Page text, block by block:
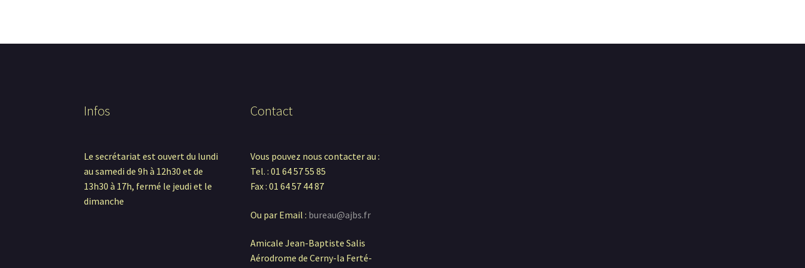
Infos
Le secrétariat est ouvert du lundi
au samedi de 9h à 12h30 et de
13h30 à 17h, fermé le jeudi et le
dimanche
Contact
Vous pouvez nous contacter au :
Tel. : 01 64 57 55 85
Fax : 01 64 57 44 87
Ou par Email : bureau@ajbs.fr
Amicale Jean-Baptiste Salis
Aérodrome de Cerny-la Ferté-